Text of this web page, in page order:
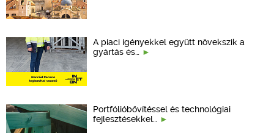
A piaci igényekkel együtt növekszik a
gyártás és…
Portfólióbővítéssel és technológiai
fejlesztésekkel…